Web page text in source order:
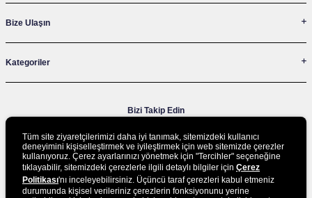
Bize Ulaşın
Kategoriler
Bizi Takip Edin
UYGULAMAMIZI İNDİRİN
Tüm site ziyaretçilerimizi daha iyi tanımak, sitemizdeki kullanıcı
deneyimini kişiselleştirmek ve iyileştirmek için web sitemizde çerezler
kullanıyoruz. Çerez ayarlarınızı yönetmek için "Tercihler" seçeneğine
tıklayabilir, sitemizdeki çerezlerle ilgili detaylı bilgiler için Çerez
Politikası'nı inceleyebilirsiniz. Üçüncü taraf çerezleri kabul etmeniz
durumunda kişisel verileriniz çerezlerin fonksiyonunu yerine